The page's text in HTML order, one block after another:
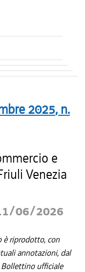
2025, n.
e
Venezia
06/2026
è riprodotto, con
annotazioni, dal
ufficiale